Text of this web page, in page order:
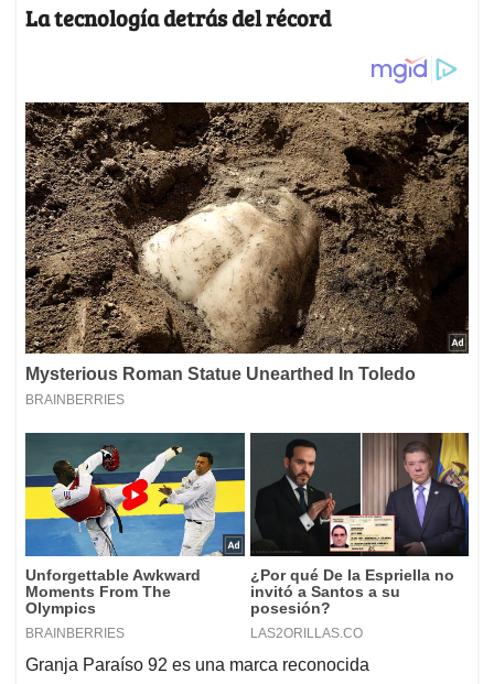
La tecnología detrás del récord
Granja Paraíso 92 es una marca reconocida